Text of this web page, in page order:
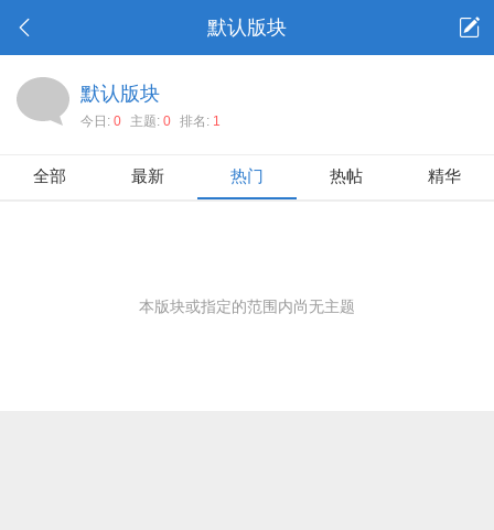
默认版块
默认版块
今日: 0 主题: 0 排名: 1
全部 最新 热门 热帖 精华
本版块或指定的范围内尚无主题